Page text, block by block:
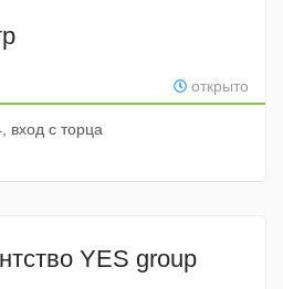
открыто
вход с торца
YES group